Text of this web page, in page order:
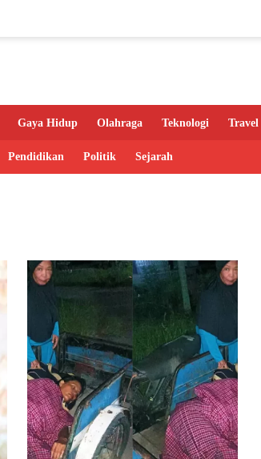
Gaya Hidup Olahraga Teknologi Travel
Pendidikan Politik Sejarah